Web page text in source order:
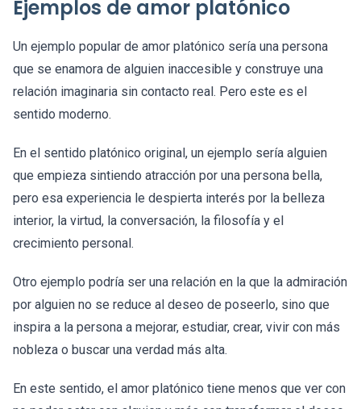
Ejemplos de amor platónico
Un ejemplo popular de amor platónico sería una persona
que se enamora de alguien inaccesible y construye una
relación imaginaria sin contacto real. Pero este es el
sentido moderno.
En el sentido platónico original, un ejemplo sería alguien
que empieza sintiendo atracción por una persona bella,
pero esa experiencia le despierta interés por la belleza
interior, la virtud, la conversación, la filosofía y el
crecimiento personal.
Otro ejemplo podría ser una relación en la que la admiración
por alguien no se reduce al deseo de poseerlo, sino que
inspira a la persona a mejorar, estudiar, crear, vivir con más
nobleza o buscar una verdad más alta.
En este sentido, el amor platónico tiene menos que ver con